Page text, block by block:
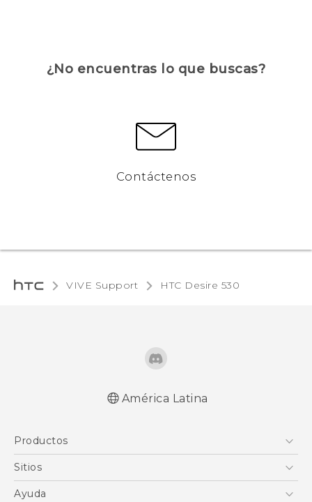
¿No encuentras lo que buscas?
Contáctenos
VIVE Support HTC Desire 530‎
English - User manual
América Latina
Productos
5G
Sitios
HTC Desarrollo
Ayuda